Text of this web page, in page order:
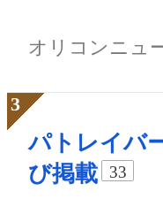
オリコンニュ
パトレイバ
び掲載
33